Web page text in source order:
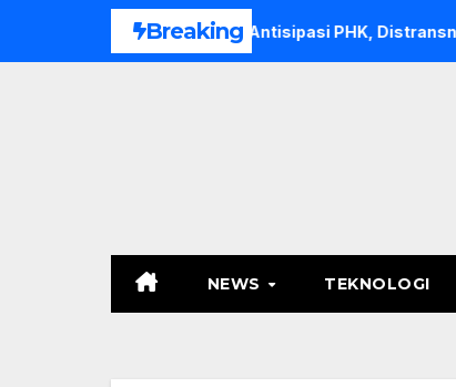
Breaking
Antisipasi PHK, Distransnaker Sultra
NEWS TEKNOLOGI